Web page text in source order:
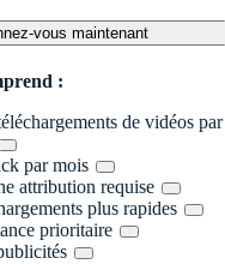
vous maintenant
:
de vidéos par
par mois
attribution requise
plus rapides
prioritaire